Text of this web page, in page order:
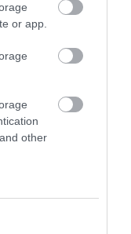
or app.
other
új módszerrel
volt-e élet a